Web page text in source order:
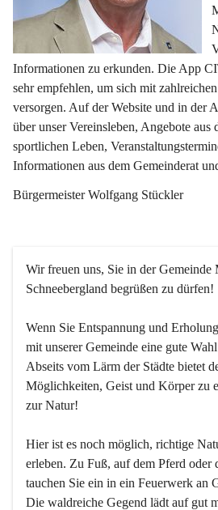
Informationen zu erkunden. Die App
sehr empfehlen, um sich mit
versorgen. Auf der Website und in der
über unser Vereinsleben, Angebote aus
sportlichen Leben,
Informationen aus dem Gemeinderat
Bürgermeister Wolfgang Stückler
Wir freuen uns, Sie in der Gemeinde
Schneebergland begrüßen zu dürfen!
Wenn Sie Entspannung und
mit unserer Gemeinde eine gute
Abseits vom Lärm der Städte bietet
Möglichkeiten, Geist und Körper zu
zur Natur!
Hier ist es noch möglich, richtige
erleben. Zu Fuß, auf dem Pferd oder
tauchen Sie ein in ein Feuerwerk an
Die waldreiche Gegend lädt auf gut